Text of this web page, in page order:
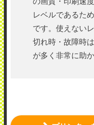
レベルであるた
です。使えない
切れ時・故障時
が多く非常に助